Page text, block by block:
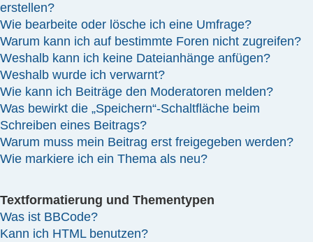
erstellen?
Wie bearbeite oder lösche ich eine Umfrage?
Warum kann ich auf bestimmte Foren nicht zugreifen?
Weshalb kann ich keine Dateianhänge anfügen?
Weshalb wurde ich verwarnt?
Wie kann ich Beiträge den Moderatoren melden?
Was bewirkt die „Speichern“-Schaltfläche beim
Schreiben eines Beitrags?
Warum muss mein Beitrag erst freigegeben werden?
Wie markiere ich ein Thema als neu?
Textformatierung und Thementypen
Was ist BBCode?
Kann ich HTML benutzen?